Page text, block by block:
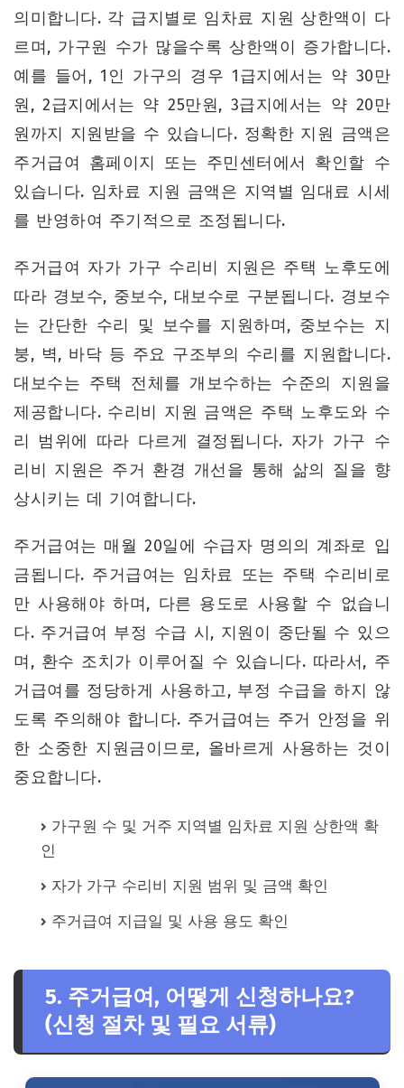
의미합니다. 각 급지별로 임차료 지원 상한액이 다
르며, 가구원 수가 많을수록 상한액이 증가합니다.
예를 들어, 1인 가구의 경우 1급지에서는 약 30만
원, 2급지에서는 약 25만원, 3급지에서는 약 20만
원까지 지원받을 수 있습니다. 정확한 지원 금액은
주거급여 홈페이지 또는 주민센터에서 확인할 수
있습니다. 임차료 지원 금액은 지역별 임대료 시세
를 반영하여 주기적으로 조정됩니다.
주거급여 자가 가구 수리비 지원은 주택 노후도에
따라 경보수, 중보수, 대보수로 구분됩니다. 경보수
는 간단한 수리 및 보수를 지원하며, 중보수는 지
붕, 벽, 바닥 등 주요 구조부의 수리를 지원합니다.
대보수는 주택 전체를 개보수하는 수준의 지원을
제공합니다. 수리비 지원 금액은 주택 노후도와 수
리 범위에 따라 다르게 결정됩니다. 자가 가구 수
리비 지원은 주거 환경 개선을 통해 삶의 질을 향
상시키는 데 기여합니다.
주거급여는 매월 20일에 수급자 명의의 계좌로 입
금됩니다. 주거급여는 임차료 또는 주택 수리비로
만 사용해야 하며, 다른 용도로 사용할 수 없습니
다. 주거급여 부정 수급 시, 지원이 중단될 수 있으
며, 환수 조치가 이루어질 수 있습니다. 따라서, 주
거급여를 정당하게 사용하고, 부정 수급을 하지 않
도록 주의해야 합니다. 주거급여는 주거 안정을 위
한 소중한 지원금이므로, 올바르게 사용하는 것이
중요합니다.
가구원 수 및 거주 지역별 임차료 지원 상한액 확
인
자가 가구 수리비 지원 범위 및 금액 확인
주거급여 지급일 및 사용 용도 확인
5. 주거급여, 어떻게 신청하나요?
(신청 절차 및 필요 서류)